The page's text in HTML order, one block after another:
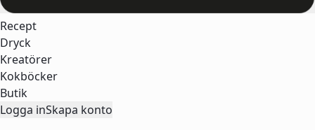
Recept
Dryck
Kreatörer
Kokböcker
Butik
Logga inSkapa konto